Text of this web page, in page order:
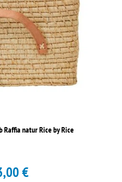
Raffia natur Rice by Rice
€